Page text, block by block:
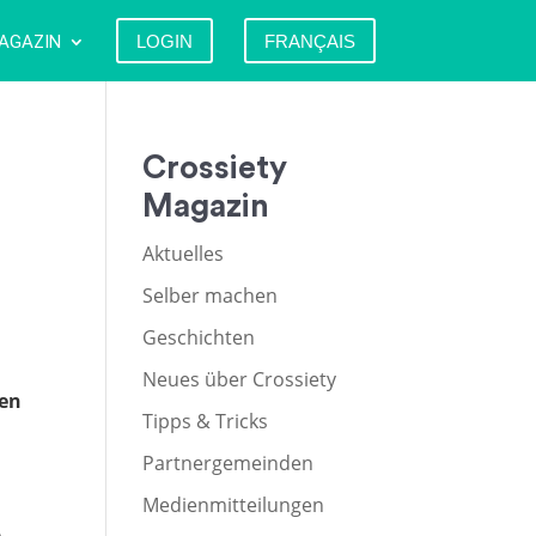
LOGIN FRANÇAIS
Crossiety
Magazin
Aktuelles
Selber machen
Geschichten
Neues über Crossiety
Tipps & Tricks
Partnergemeinden
Medienmitteilungen